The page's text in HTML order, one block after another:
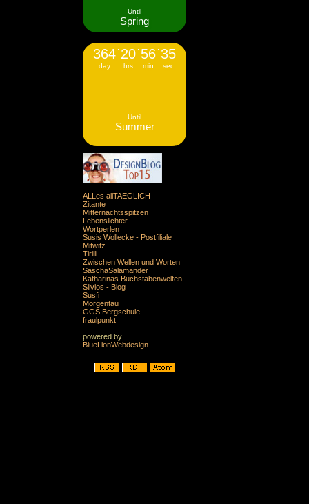
Until
Spring
364
day
: 20
hrs
: 56
min
:34
sec
Until
Summer
ALLes allTAEGLICH
Zitante
Mitternachtsspitzen
Lebenslichter
Wortperlen
Susis Wollecke - Postfiliale
Mitwitz
Tirilli
Zwischen Wellen und Worten
SaschaSalamander
Katharinas Buchstabenwelten
Silvios - Blog
Susfi
Morgentau
GGS Bergschule
fraulpunkt
powered by
BlueLionWebdesign